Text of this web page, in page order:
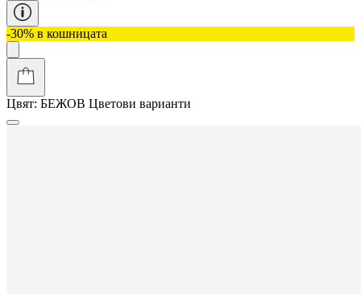
-30% в кошницата
Цвят: БЕЖОВ Цветови варианти